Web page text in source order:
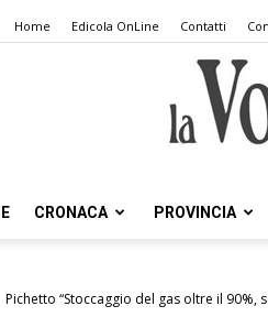
Home Edicola OnLine Contatti
CRONACA PROVINCIA
Pichetto “Stoccaggio del gas oltre il 90%,